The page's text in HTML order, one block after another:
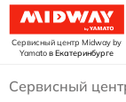
Сервисный центр Midway by
Yamatoв Екатеринбурге
Сервисный